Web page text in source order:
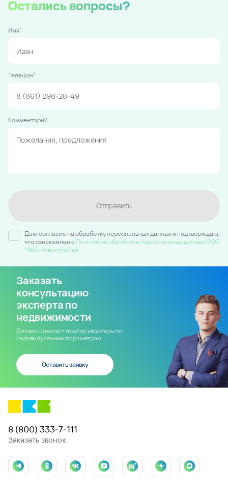
Остались вопросы?
Имя*
Телефон*
Комментарий
Отправить
Даю согласие на обработку персональных данных и подтверждаю,
что ознакомлен c Политикой обработки персональных данных ООО
"ВКБ-Новостройки
Заказать
консультацию
эксперта по
недвижимости
Для вас сделают подбор квартиры по
индивидуальным параметрам
Оставить заявку
8 (800) 333-7-111
Заказать звонок